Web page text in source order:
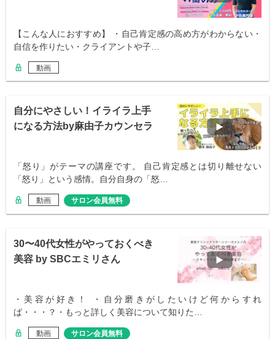
【こんな人におすすめ】 ・自己肯定感の高め方がわからない・
自信を作りたい・クライアントや子…
動画
自分にやさしい！イライラ上手
になる方法by麻由子カウンセラ
「怒り」がテーマの講座です。 自己肯定感とは切り離せない
「怒り」という感情。自分自身の「怒…
動画 サロン会員無料
30〜40代女性がやっておくべき
美容 by SBCエミリさん
・美容が好き！ ・自分磨きがしたいけど何からすれ
ば・・・？・もっと詳しく美容について知りた…
動画 サロン会員無料